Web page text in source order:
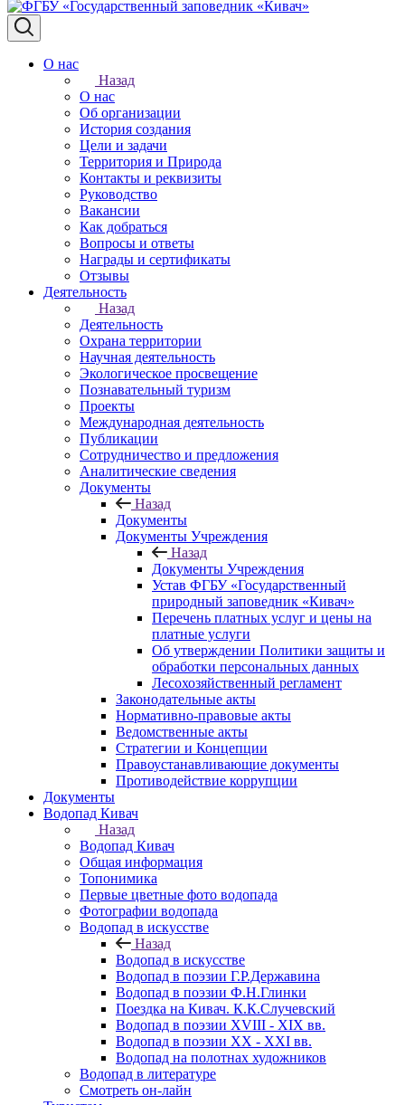
О нас
Назад
О нас
Об организации
История создания
Цели и задачи
Территория и Природа
Контакты и реквизиты
Руководство
Вакансии
Как добраться
Вопросы и ответы
Награды и сертификаты
Отзывы
Деятельность
Назад
Деятельность
Охрана территории
Научная деятельность
Экологическое просвещение
Познавательный туризм
Проекты
Международная деятельность
Публикации
Сотрудничество и предложения
Аналитические сведения
Документы
Назад
Документы
Документы Учреждения
Назад
Документы Учреждения
Устав ФГБУ «Государственный
природный заповедник «Кивач»
Перечень платных услуг и цены на
платные услуги
Об утверждении Политики защиты и
обработки персональных данных
Лесохозяйственный регламент
Законодательные акты
Нормативно-правовые акты
Ведомственные акты
Стратегии и Концепции
Правоустанавливающие документы
Противодействие коррупции
Документы
Водопад Кивач
Назад
Водопад Кивач
Общая информация
Топонимика
Первые цветные фото водопада
Фотографии водопада
Водопад в искусстве
Назад
Водопад в искусстве
Водопад в поэзии Г.Р.Державина
Водопад в поэзии Ф.Н.Глинки
Поездка на Кивач. К.К.Случевский
Водопад в поэзии XVIII - XIX вв.
Водопад в поэзии XX - XXI вв.
Водопад на полотнах художников
Водопад в литературе
Смотреть он-лайн